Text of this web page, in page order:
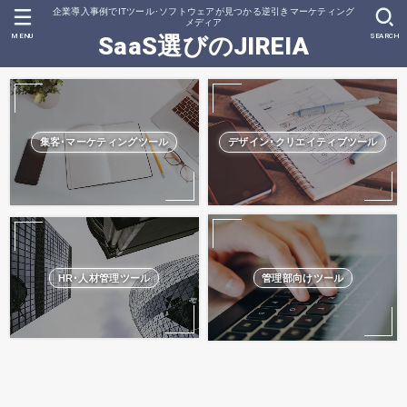
企業導入事例でITツール･ソフトウェアが見つかる逆引きマーケティング
メディア
SaaS選びのJIREIA SEARCH
MENU
集客･マーケティングツール デザイン･クリエイティブツール
HR･人材管理ツール 管理部向けツール